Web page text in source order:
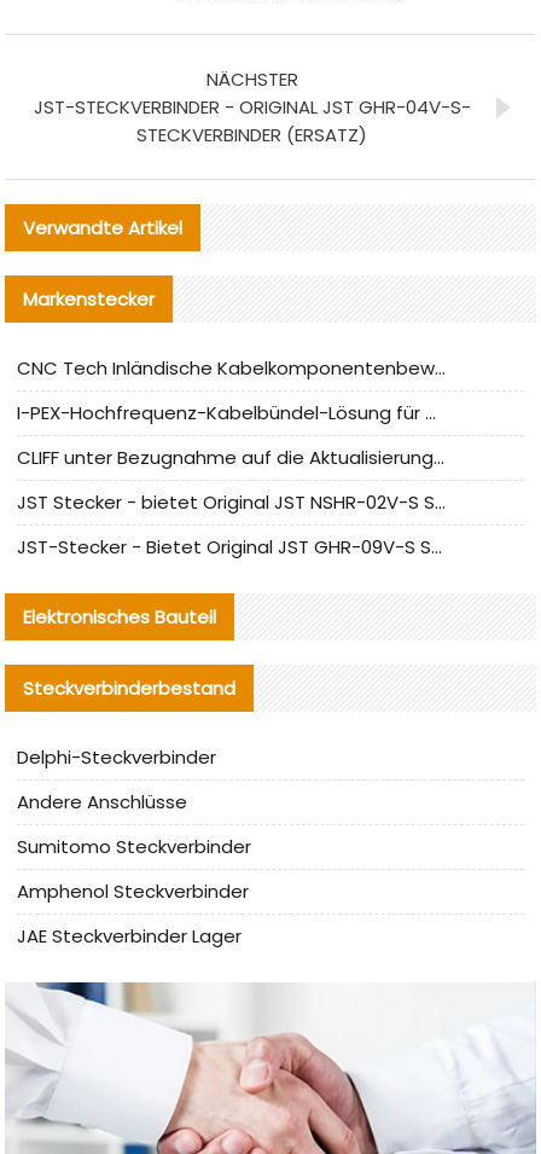
NÄCHSTER
JST-STECKVERBINDER - ORIGINAL JST GHR-04V-S-
STECKVERBINDER (ERSATZ)
Verwandte Artikel
Markenstecker
CNC Tech Inländische Kabelkomponentenbewertung und Massenproduktionsanpassungsanleitung
I-PEX-Hochfrequenz-Kabelbündel-Lösung für die heimische Produktion analysiert
CLIFF unter Bezugnahme auf die Aktualisierung der chinesischen Stecker-Testnormen
JST Stecker - bietet Original JST NSHR-02V-S Stecker und Ersatzteile an
JST-Stecker - Bietet Original JST GHR-09V-S Stecker und Ersatzteile an
Elektronisches Bauteil
Steckverbinderbestand
Delphi-Steckverbinder
Andere Anschlüsse
Sumitomo Steckverbinder
Amphenol Steckverbinder
JAE Steckverbinder Lager